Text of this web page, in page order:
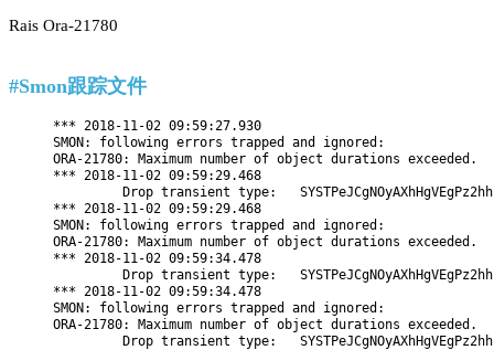
Rais Ora-21780
#Smon跟踪文件
*** 2018-11-02 09:59:27.930
SMON: following errors trapped and ignored:
ORA-21780: Maximum number of object durations exceeded.
*** 2018-11-02 09:59:29.468
Drop transient type:
*** 2018-11-02 09:59:29.468
SMON: following errors trapped and ignored:
ORA-21780: Maximum number of object durations exceeded.
*** 2018-11-02 09:59:34.478
Drop transient type:
*** 2018-11-02 09:59:34.478
SMON: following errors trapped and ignored:
ORA-21780: Maximum number of object durations exceeded.
Drop transient type: